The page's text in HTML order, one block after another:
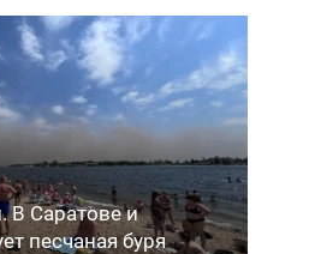
В Саратове и
песчаная буря